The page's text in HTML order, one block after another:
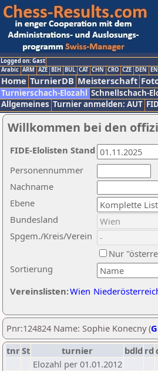
Logged on: Gast
Arabic ARM AZE BIH BUL CAT CHN CRO CZE DEN
Home TurnierDB Meisterschaft
Turnierschach-Elozahl Schnellschach-
Allgemeines Turnier anmelden: AUT
Willkommen bei den
Nachname
Ebene
Sortierung
Personennummer
Bundesland
Spgem./Kreis/Verein
Nur
Vereinslisten:Wien
FIDE-Elolisten Stand
Pnr:124824 Name: Sophie Konecny (
tnrSt turnier bdld rd
Elozahl per 01.01.2012